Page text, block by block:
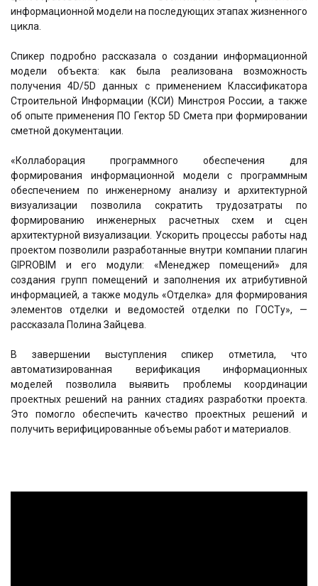
информационной модели на последующих этапах жизненного
цикла.
Спикер подробно рассказала о создании информационной
модели объекта: как была реализована возможность
получения 4D/5D данных с применением Классификатора
Строительной Информации (КСИ) Минстроя России, а также
об опыте применения ПО Гектор 5D Смета при формировании
сметной документации.
«Коллаборация программного обеспечения для
формирования информационной модели с программным
обеспечением по инженерному анализу и архитектурной
визуализации позволила сократить трудозатраты по
формированию инженерных расчетных схем и сцен
архитектурной визуализации. Ускорить процессы работы над
проектом позволили разработанные внутри компании плагин
GIPROBIM и его модули: «Менеджер помещений» для
создания групп помещений и заполнения их атрибутивной
информацией, а также модуль «Отделка» для формирования
элементов отделки и ведомостей отделки по ГОСТу», —
рассказала Полина Зайцева.
В завершении выступления спикер отметила, что
автоматизированная верификация информационных
моделей позволила выявить проблемы координации
проектных решений на ранних стадиях разработки проекта.
Это помогло обеспечить качество проектных решений и
получить верифицированные объемы работ и материалов.